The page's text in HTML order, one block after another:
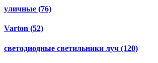
уличные (76)
Varton (52)
светодиодные светильники луч (120)